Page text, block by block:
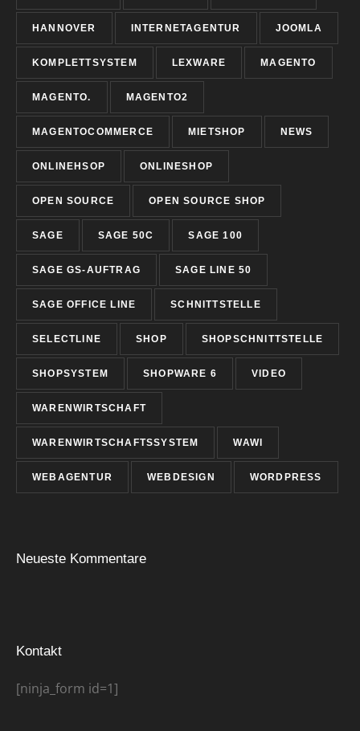
HANNOVER INTERNETAGENTUR JOOMLA
KOMPLETTSYSTEM LEXWARE MAGENTO
MAGENTO. MAGENTO2
MAGENTOCOMMERCE MIETSHOP NEWS
ONLINEHSOP ONLINESHOP
OPEN SOURCE OPEN SOURCE SHOP
SAGE SAGE 50C SAGE 100
SAGE GS-AUFTRAG SAGE LINE 50
SAGE OFFICE LINE SCHNITTSTELLE
SELECTLINE SHOP SHOPSCHNITTSTELLE
SHOPSYSTEM SHOPWARE 6 VIDEO
WARENWIRTSCHAFT
WARENWIRTSCHAFTSSYSTEM WAWI
WEBAGENTUR WEBDESIGN WORDPRESS
Neueste Kommentare
Kontakt
[ninja_form id=1]